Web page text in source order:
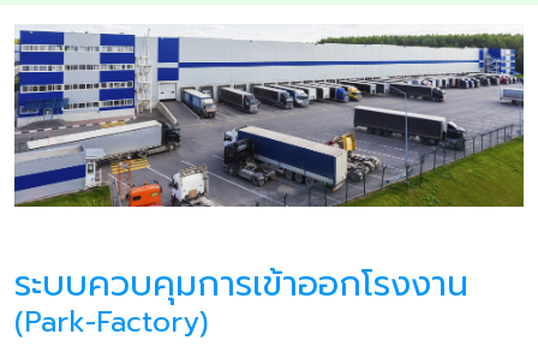
ระบบควบคุมการเข้าออกโรงงาน
(Park-Factory)